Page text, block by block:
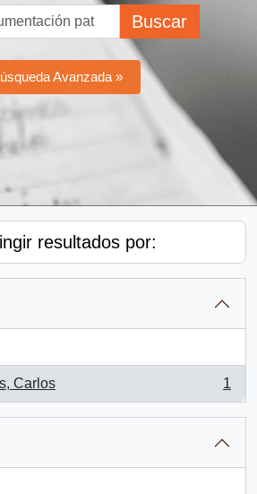
Buscar
Avanzada »
resultados por:
Carlos 1